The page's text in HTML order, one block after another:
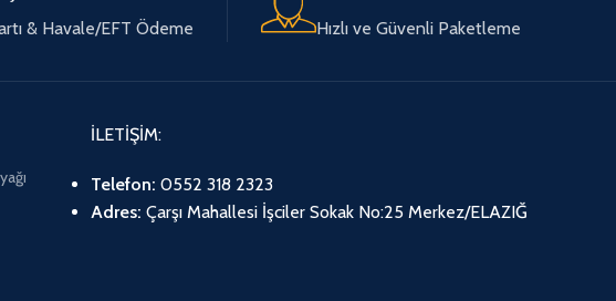
& Havale/EFT Ödeme Hızlı ve Güvenli Paketleme
İLETİŞİM:
Telefon: 0552 318 2323
Adres: Çarşı Mahallesi İşciler Sokak No:25 Merkez/ELAZIĞ